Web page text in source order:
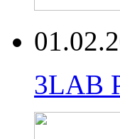
3LAB